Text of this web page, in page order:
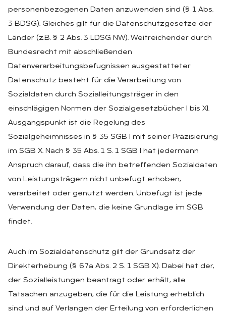
personenbezogenen Daten anzuwenden sind (§ 1 Abs.
3 BDSG). Gleiches gilt für die Datenschutzgesetze der
Länder (z.B. § 2 Abs. 3 LDSG NW). Weitreichender durch
Bundesrecht mit abschließenden
Datenverarbeitungsbefugnissen ausgestatteter
Datenschutz besteht für die Verarbeitung von
Sozialdaten durch Sozialleitungsträger in den
einschlägigen Normen der Sozialgesetzbücher I bis XI.
Ausgangspunkt ist die Regelung des
Sozialgeheimnisses in § 35 SGB I mit seiner Präzisierung
im SGB X. Nach § 35 Abs. 1 S. 1 SGB I hat jedermann
Anspruch darauf, dass die ihn betreffenden Sozialdaten
von Leistungsträgern nicht unbefugt erhoben,
verarbeitet oder genutzt werden. Unbefugt ist jede
Verwendung der Daten, die keine Grundlage im SGB
findet.
Auch im Sozialdatenschutz gilt der Grundsatz der
Direkterhebung (§ 67a Abs. 2 S. 1 SGB X). Dabei hat der,
der Sozialleistungen beantragt oder erhält, alle
Tatsachen anzugeben, die für die Leistung erheblich
sind und auf Verlangen der Erteilung von erforderlichen